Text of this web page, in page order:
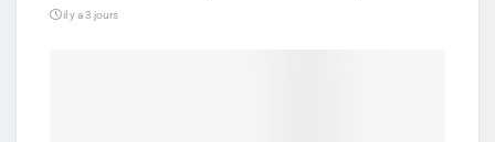
il y a 3 jours